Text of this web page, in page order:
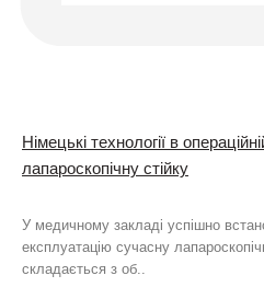
Німецькі технології в
лапароскопічну стійку
У медичному закладі успішно
експлуатацію сучасну
складається з об..